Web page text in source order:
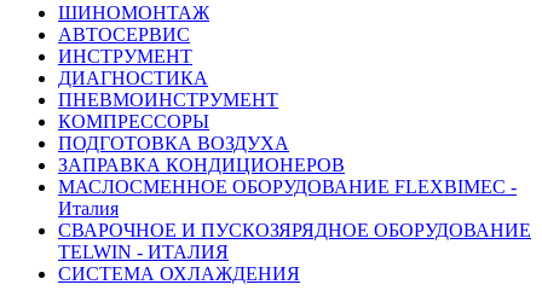
ШИНОМОНТАЖ
АВТОСЕРВИС
ИНСТРУМЕНТ
ДИАГНОСТИКА
ПНЕВМОИНСТРУМЕНТ
КОМПРЕССОРЫ
ПОДГОТОВКА ВОЗДУХА
ЗАПРАВКА КОНДИЦИОНЕРОВ
МАСЛОСМЕННОЕ ОБОРУДОВАНИЕ FLEXBIMEC -
Италия
СВАРОЧНОЕ И ПУСКОЗЯРЯДНОЕ ОБОРУДОВАНИЕ
TELWIN - ИТАЛИЯ
СИСТЕМА ОХЛАЖДЕНИЯ